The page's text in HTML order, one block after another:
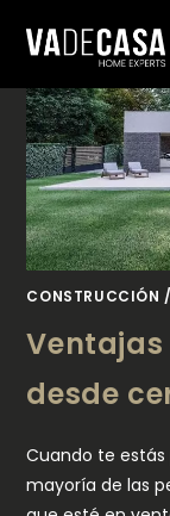
CONSTRUCCIÓN /
desde
Cuando te
mayoría de las